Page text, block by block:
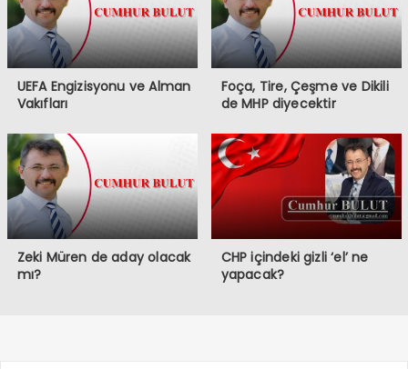
UEFA Engizisyonu ve Alman
Vakıfları
Foça, Tire, Çeşme ve Dikili
de MHP diyecektir
Zeki Müren de aday olacak
mı?
CHP içindeki gizli ‘el’ ne
yapacak?